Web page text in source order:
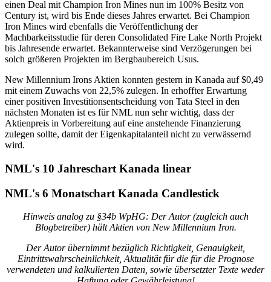
einen Deal mit Champion Iron Mines nun im 100% Besitz von
Century ist, wird bis Ende dieses Jahres erwartet. Bei Champion
Iron Mines wird ebenfalls die Veröffentlichung der
Machbarkeitsstudie für deren Consolidated Fire Lake North Projekt
bis Jahresende erwartet. Bekannterweise sind Verzögerungen bei
solch größeren Projekten im Bergbaubereich Usus.
New Millennium Irons Aktien konnten gestern in Kanada auf $0,49
mit einem Zuwachs von 22,5% zulegen. In erhoffter Erwartung
einer positiven Investitionsentscheidung von Tata Steel in den
nächsten Monaten ist es für NML nun sehr wichtig, dass der
Aktienpreis in Vorbereitung auf eine anstehende Finanzierung
zulegen sollte, damit der Eigenkapitalanteil nicht zu verwässernd
wird.
NML's 10 Jahreschart Kanada linear
NML's 6 Monatschart Kanada Candlestick
Hinweis analog zu §34b WpHG: Der Autor (zugleich auch
Blogbetreiber) hält Aktien von New Millennium Iron.
Der Autor übernimmt bezüglich Richtigkeit, Genauigkeit,
Eintrittswahrscheinlichkeit, Aktualität für die für die Prognose
verwendeten und kalkulierten Daten, sowie übersetzter Texte weder